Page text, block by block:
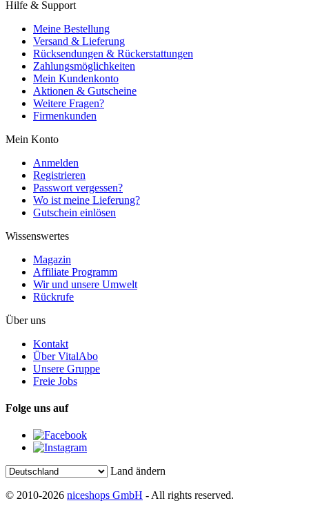
Hilfe & Support
Meine Bestellung
Versand & Lieferung
Rücksendungen & Rückerstattungen
Zahlungsmöglichkeiten
Mein Kundenkonto
Aktionen & Gutscheine
Weitere Fragen?
Firmenkunden
Mein Konto
Anmelden
Registrieren
Passwort vergessen?
Wo ist meine Lieferung?
Gutschein einlösen
Wissenswertes
Magazin
Affiliate Programm
Wir und unsere Umwelt
Rückrufe
Über uns
Kontakt
Über VitalAbo
Unsere Gruppe
Freie Jobs
Folge uns auf
Land ändern
© 2010-2026 niceshops GmbH - All rights reserved.